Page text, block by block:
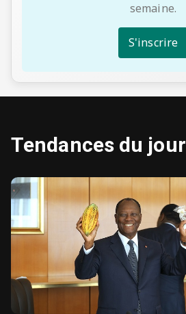
semaine.
S'inscrire
Tendances du jour